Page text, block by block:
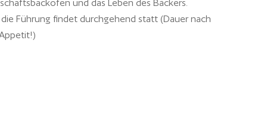
und das Leben des Bäckers.
Führung findet durchgehend statt (Dauer nach